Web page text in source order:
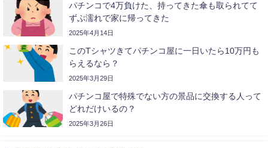
パチンコで4万負けた、持ってきた傘も取られてて
ずぶ濡れで家に帰ってきた
2025年4月14日
このTシャツきてパチンコ屋に一日いたら10万円も
らえるなら？
2025年3月29日
パチンコ屋で特殊でない方の景品に交換する人って
どれだけいるの？
2025年3月26日